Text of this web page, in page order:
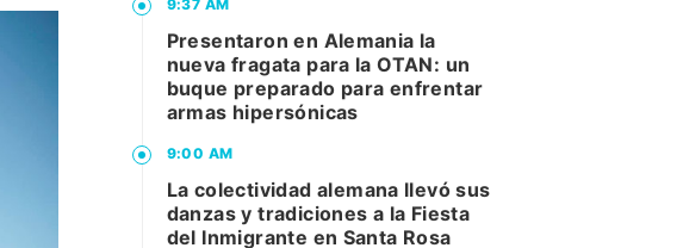
9:37 AM
Presentaron en Alemania la
nueva fragata para la OTAN: un
buque preparado para enfrentar
armas hipersónicas
9:00 AM
La colectividad alemana llevó sus
danzas y tradiciones a la Fiesta
del Inmigrante en Santa Rosa